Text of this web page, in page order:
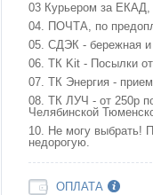
03 Курьером за ЕКАД,
04. ПОЧТА, по
05. СДЭК - бережная и
06. ТК Kit - Посылки
07. ТК Энергия -
08. ТК ЛУЧ - от 250р
Челябинской
10. Не могу выбрать!
недорогую.
ОПЛАТА